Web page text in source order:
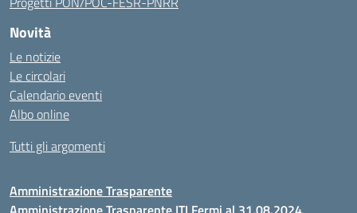
Novità
Le notizie
Le circolari
Calendario eventi
Albo online
Tutti gli argomenti
Amministrazione Trasparente